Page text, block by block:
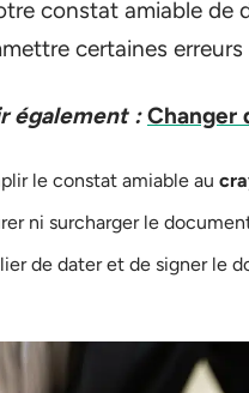
constat amiable de
certaines
également : Changer
le constat amiable au
ni surcharger le
de dater et de signer le